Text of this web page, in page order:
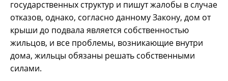
государственных структур и пишут жалобы в случае
отказов, однако, согласно данному Закону, дом от
крыши до подвала является собственностью
жильцов, и все проблемы, возникающие внутри
дома, жильцы обязаны решать собственными
силами.